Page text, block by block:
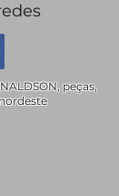
peças,